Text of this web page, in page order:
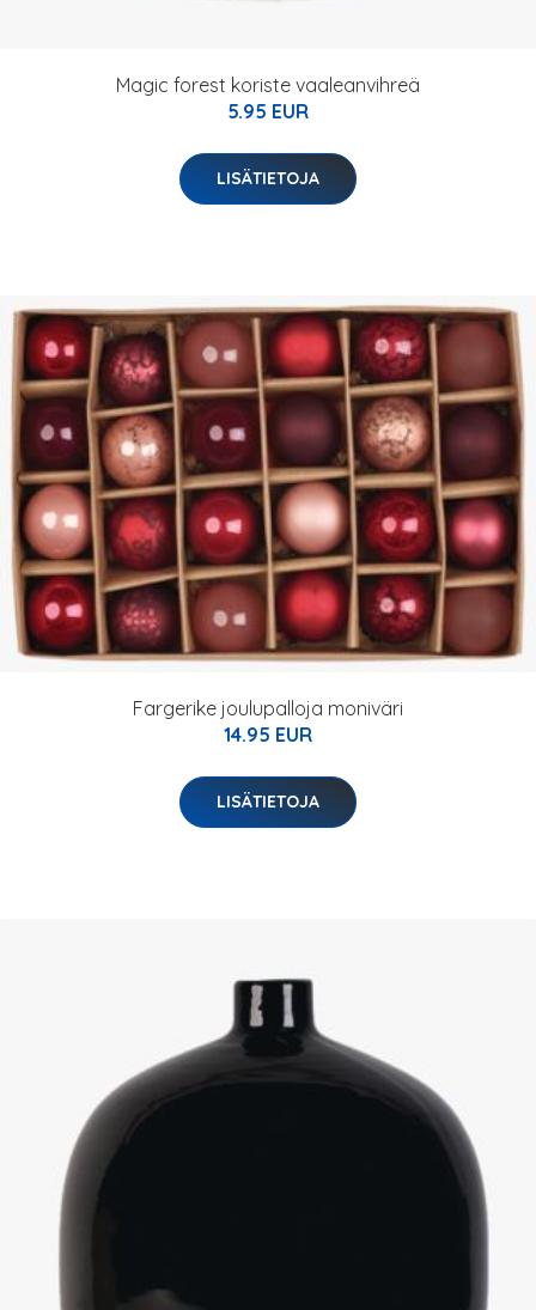
Magic forest koriste vaaleanvihreä
5.95 EUR
LISÄTIETOJA
Fargerike joulupalloja moniväri
14.95 EUR
LISÄTIETOJA